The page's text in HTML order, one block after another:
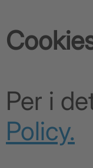
Per i
Policy.